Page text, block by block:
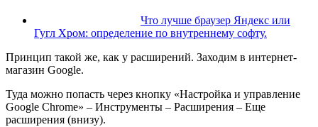
Что лучше браузер Яндекс или
Гугл Хром: определение по внутреннему софту.
Принцип такой же, как у расширений. Заходим в интернет-
магазин Google.
Туда можно попасть через кнопку «Настройка и управление
Google Chrome» – Инструменты – Расширения – Еще
расширения (внизу).